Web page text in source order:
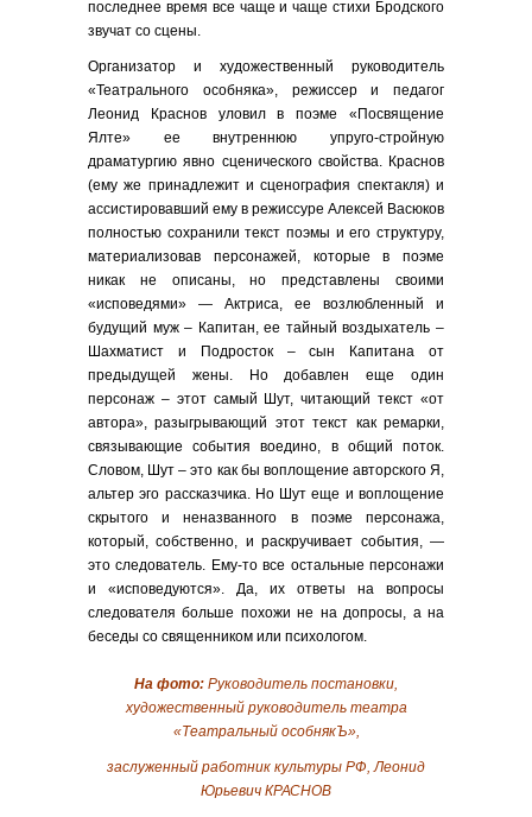
последнее время все чаще и чаще стихи Бродского
звучат со сцены.
Организатор и художественный руководитель
«Театрального особняка», режиссер и педагог
Леонид Краснов уловил в поэме «Посвящение
Ялте» ее внутреннюю упруго-стройную
драматургию явно сценического свойства. Краснов
(ему же принадлежит и сценография спектакля) и
ассистировавший ему в режиссуре Алексей Васюков
полностью сохранили текст поэмы и его структуру,
материализовав персонажей, которые в поэме
никак не описаны, но представлены своими
«исповедями» — Актриса, ее возлюбленный и
будущий муж – Капитан, ее тайный воздыхатель –
Шахматист и Подросток – сын Капитана от
предыдущей жены. Но добавлен еще один
персонаж – этот самый Шут, читающий текст «от
автора», разыгрывающий этот текст как ремарки,
связывающие события воедино, в общий поток.
Словом, Шут – это как бы воплощение авторского Я,
альтер эго рассказчика. Но Шут еще и воплощение
скрытого и неназванного в поэме персонажа,
который, собственно, и раскручивает события, —
это следователь. Ему-то все остальные персонажи
и «исповедуются». Да, их ответы на вопросы
следователя больше похожи не на допросы, а на
беседы со священником или психологом.
На фото: Руководитель постановки,
художественный руководитель театра
«Театральный особнякЪ»,
заслуженный работник культуры РФ, Леонид
Юрьевич КРАСНОВ